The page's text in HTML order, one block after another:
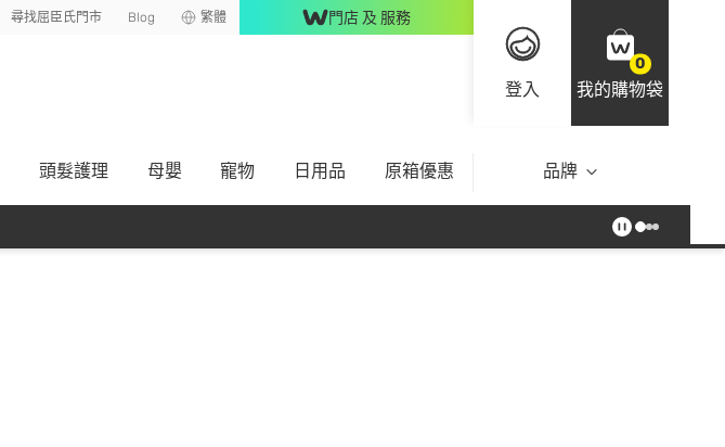
尋找屈臣氏門市 Blog 繁體 門店 及 服務
登入
0
我的購物袋
頭髮護理 母嬰 寵物 日用品 原箱優惠 品牌